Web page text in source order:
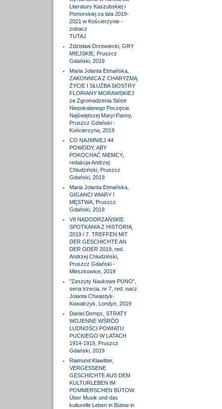
Literatury Kaszubskiej i
Pomorskiej za lata 2019-
2021 w Kościerzynie -
zobacz
TUTAJ
Zdzisław Drzewiecki, GRY
MIEJSKIE, Pruszcz
Gdański, 2019
Maria Jolanta Etmańska,
ZAKONNICA Z CHARYZMĄ.
ŻYCIE I SŁUŻBA SIOSTRY
FLORIANY MORAWSKIEJ
ze Zgromadzenia Sióstr
Niepokalanego Poczęcia
Najświętszej Maryi Panny,
Pruszcz Gdański -
Kościerzyna, 2019
CO NAJMNIEJ 44
POWODY, ABY
POKOCHAĆ NIEMCY,
redakcja Andrzej
Chludziński, Pruszcz
Gdański, 2019
Maria Jolanta Etmańska,
GIGANCI WIARY I
MĘSTWA, Pruszcz
Gdański, 2019
VII NADODRZAŃSKIE
SPOTKANIA Z HISTORIĄ
2019 / 7. TREFFEN MIT
DER GESCHICHTE AN
DER ODER 2019, red.
Andrzej Chludziński,
Pruszcz Gdański -
Mieszkowice, 2019
"Zeszyty Naukowe PUNO",
seria trzecia, nr 7, red. nacz.
Jolanta Chwastyk-
Kowalczyk, Londyn, 2019
Daniel Dempc, STRATY
WOJENNE WŚRÓD
LUDNOŚCI POWIATU
PUCKIEGO W LATACH
1914-1919, Pruszcz
Gdański, 2019
Raimund Klawitter,
VERGESSENE
GESCHICHTE AUS DEM
KULTURLEBEN IM
POMMERSCHEN BÜTOW.
Über Musik und das
kulturelle Leben in Bütow in